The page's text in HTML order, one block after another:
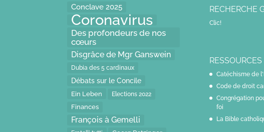
Conclave 2025
Coronavirus
Des profondeurs de nos
cœurs
Disgrâce de Mgr Ganswein
Dubia des 5 cardinaux
Débats sur le Concile
Ein Leben
Elections 2022
Finances
François à Gemelli
RECHERCHE
Clic!
RESSOURCES
Catéchisme de
Code de droit
Congrégation
foi
La Bible